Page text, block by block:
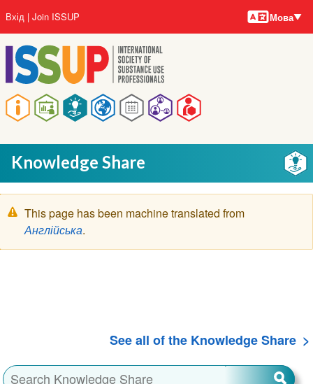
до
основного
вмісту
Main
navigation
User
account
menu
Вхід Join ISSUP Мови
Мова
Knowledge Share
Попереджувальне
повідомлення
This page has been machine translated from
Англійська.
See all of the Knowledge Share